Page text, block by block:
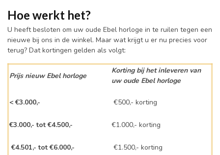
Hoe werkt het?
U heeft besloten om uw oude Ebel horloge in te ruilen tegen een
nieuwe bij ons in de winkel. Maar wat krijgt u er nu precies voor
terug? Dat kortingen gelden als volgt:
Prijs nieuw Ebel horloge
Korting bij het inleveren van
uw oude Ebel horloge
< €3.000,- €500,- korting
€3.000,- tot €4.500,- €1.000,- korting
€4.501,- tot €6.000,- €1.500,- korting